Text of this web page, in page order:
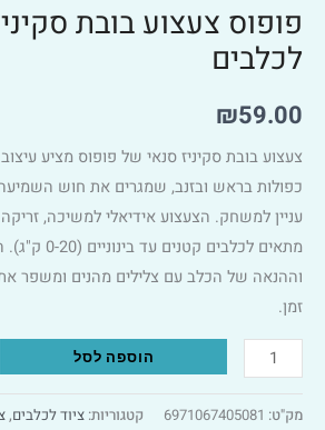
פופוס צעצוע בובת
לכלבים
₪59.00
צעצוע בובת סקיניז סנאי של פופוס מציע
כפולות בראש ובזנב, שמגרים את חוש
עניין למשחק. הצעצוע אידיאלי למשיכה, זריקה
מתאים לכלבים
וההנאה של הכלב עם צלילים מהנים ומשפר
זמן.
הוספה לסל
מק"ט:6971067405081 קטגוריות:ציוד לכלבים,